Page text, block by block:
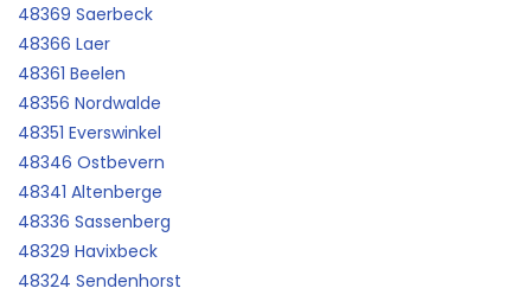
48369 Saerbeck
48366 Laer
48361 Beelen
48356 Nordwalde
48351 Everswinkel
48346 Ostbevern
48341 Altenberge
48336 Sassenberg
48329 Havixbeck
48324 Sendenhorst